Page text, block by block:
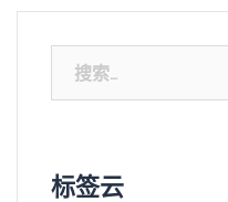
索：
标签云